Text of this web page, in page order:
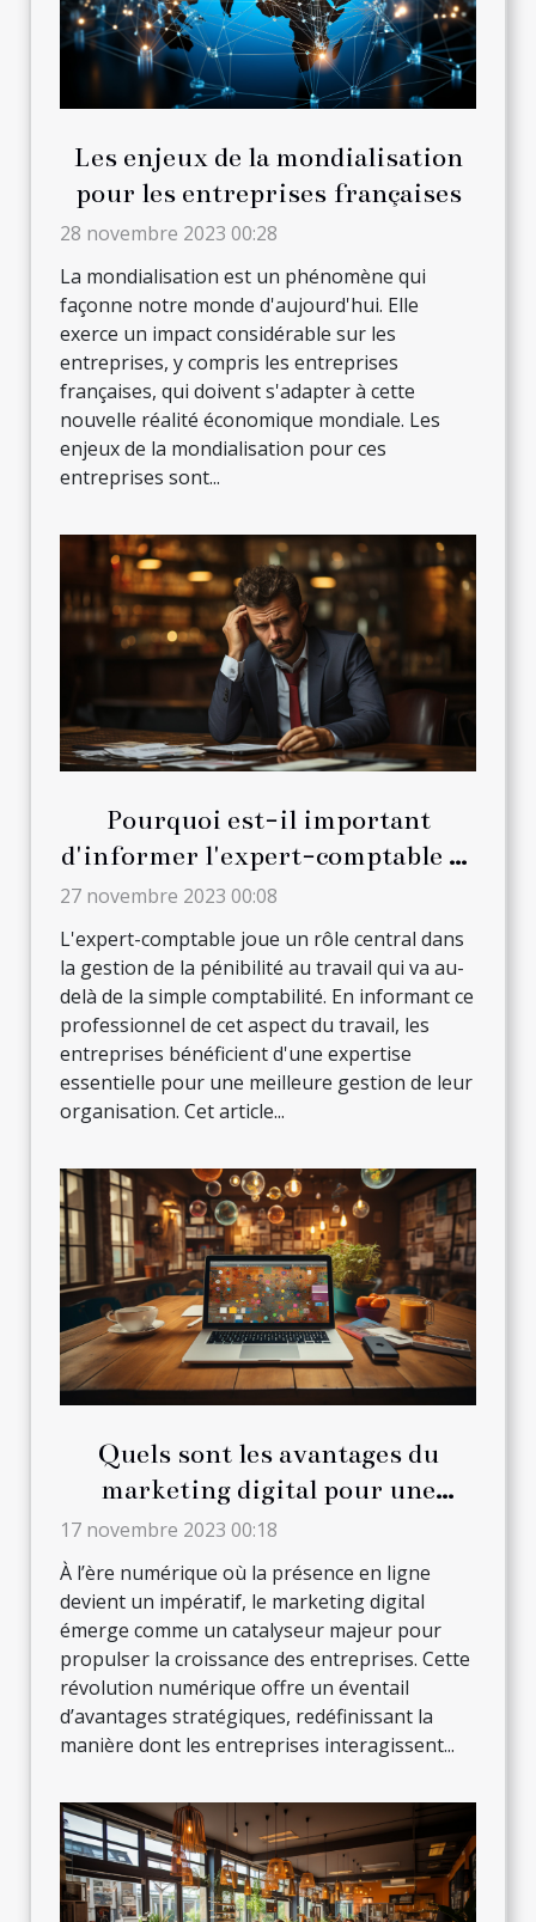
Les enjeux de la mondialisation
pour les entreprises françaises
28 novembre 2023 00:28
La mondialisation est un phénomène qui
façonne notre monde d'aujourd'hui. Elle
exerce un impact considérable sur les
entreprises, y compris les entreprises
françaises, qui doivent s'adapter à cette
nouvelle réalité économique mondiale. Les
enjeux de la mondialisation pour ces
entreprises sont...
Pourquoi est-il important
d'informer l'expert-comptable de
la pénibilité au travail ?
27 novembre 2023 00:08
L'expert-comptable joue un rôle central dans
la gestion de la pénibilité au travail qui va au-
delà de la simple comptabilité. En informant ce
professionnel de cet aspect du travail, les
entreprises bénéficient d'une expertise
essentielle pour une meilleure gestion de leur
organisation. Cet article...
Quels sont les avantages du
marketing digital pour une
entreprise ?
17 novembre 2023 00:18
À l’ère numérique où la présence en ligne
devient un impératif, le marketing digital
émerge comme un catalyseur majeur pour
propulser la croissance des entreprises. Cette
révolution numérique offre un éventail
d’avantages stratégiques, redéfinissant la
manière dont les entreprises interagissent...